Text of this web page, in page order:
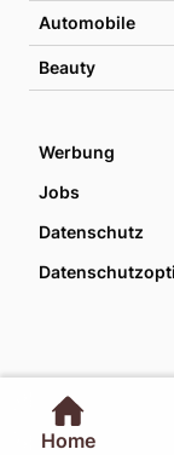
Automobile
Beauty
Werbung
Jobs
Datenschutz
Home